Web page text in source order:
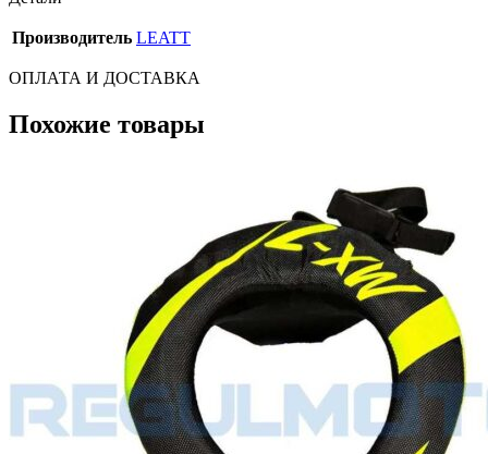
Производитель LEATT
ОПЛАТА И ДОСТАВКА
Похожие товары